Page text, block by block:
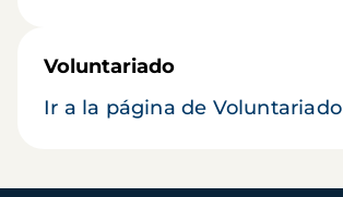
Voluntariado
Ir a la página de Voluntariado